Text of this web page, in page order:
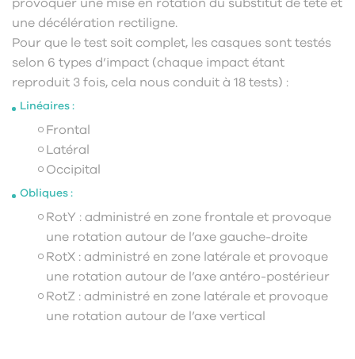
provoquer une mise en rotation du substitut de tête et
une décélération rectiligne.
Pour que le test soit complet, les casques sont testés
selon 6 types d’impact (chaque impact étant
reproduit 3 fois, cela nous conduit à 18 tests) :
Linéaires :
Frontal
Latéral
Occipital
Obliques :
RotY : administré en zone frontale et provoque
une rotation autour de l’axe gauche-droite
RotX : administré en zone latérale et provoque
une rotation autour de l’axe antéro-postérieur
RotZ : administré en zone latérale et provoque
une rotation autour de l’axe vertical